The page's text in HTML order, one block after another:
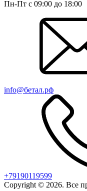
Пн-Пт с 09:00 до 18:00
info@бетал.рф
+79190119599
Copyright © 2026. Все